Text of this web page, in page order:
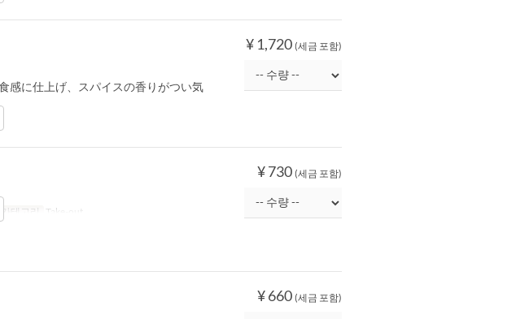
¥ 1,720 (세금 포함)
感に仕上げ、スパイスの香りがつい気
¥ 730 (세금 포함)
테고리 Take-out
¥ 660 (세금 포함)